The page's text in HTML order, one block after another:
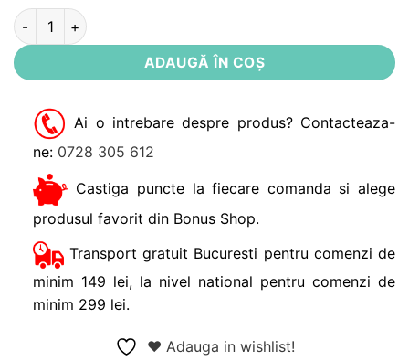
Cantitate Sosete flausate roz cu dungi cu talpa
ADAUGĂ ÎN COȘ
Ai o intrebare despre produs? Contacteaza-
ne: 0728 305 612
Castiga puncte la fiecare comanda si alege
produsul favorit din Bonus Shop.
Transport gratuit Bucuresti pentru comenzi de
minim 149 lei, la nivel national pentru comenzi de
minim 299 lei.
❤ Adauga in wishlist!